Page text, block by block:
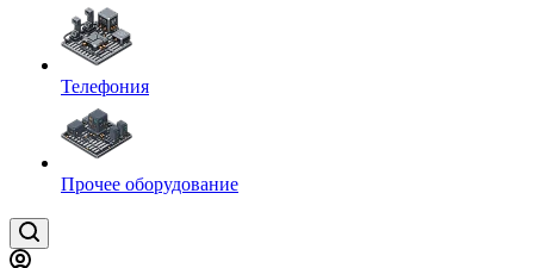
Телефония
Прочее оборудование